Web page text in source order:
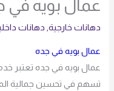
عمال بويه في
دهانات خارجية, دهانات
عمال بويه في جده
عمال بويه في جده تعتبر
تسهم في تحسين جمالية